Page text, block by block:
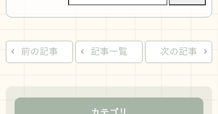
前の記事 記事一覧 次の記事